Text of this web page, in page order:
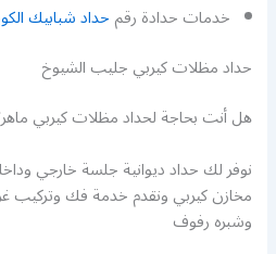
خدمات حدادة رقمحداد شبابيك
حداد مظلات كيربي جليب الشيوخ
هل أنت بحاجة لحداد مظلات كيربي
نوفر لك حداد ديوانية جلسة خارجي
مخازن كيربي ونقدم خدمة فك وتركيب
وشبره رفوف